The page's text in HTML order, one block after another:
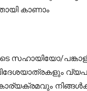
കാണാം
സഹായിയോ/